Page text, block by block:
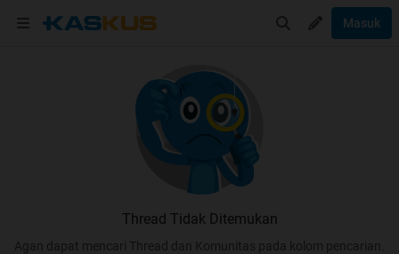
Masuk
Thread Tidak Ditemukan
Agan dapat mencari Thread dan Komunitas pada kolom pencarian.